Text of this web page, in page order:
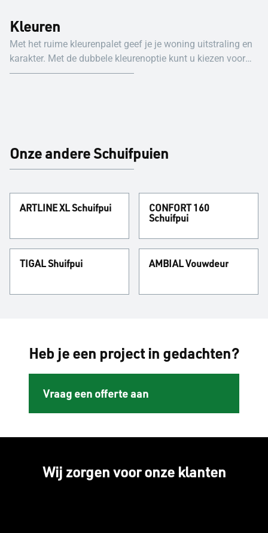
Kleuren
Met het ruime kleurenpalet geef je je woning uitstraling en
karakter. Met de dubbele kleurenoptie kunt u kiezen voor
één kleur aan de buitenkant en een andere aan de
Onze andere Schuifpuien
ARTLINE XL Schuifpui
CONFORT 160
Schuifpui
TIGAL Shuifpui AMBIAL Vouwdeur
Heb je een project in gedachten?
Vraag een offerte aan
Wij zorgen voor onze klanten